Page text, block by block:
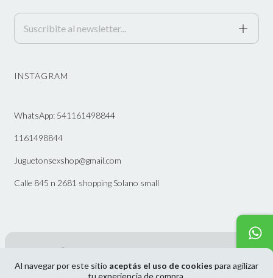
Al navegar por este sitio aceptás el uso de cookies para agilizar
tu experiencia de compra.
INSTAGRAM
WhatsApp: 541161498844
1161498844
Juguetonsexshop@gmail.com
Calle 845 n 2681 shopping Solano small
Copyright JUGUETON SEXSHOP - 2026. Todos los derechos reservados.